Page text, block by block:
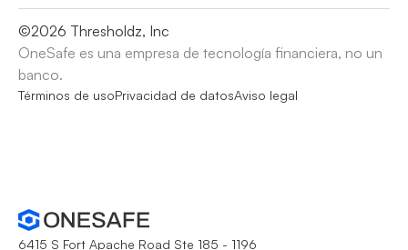
©2026 Thresholdz, Inc
OneSafe es una empresa de tecnología financiera, no un
banco.
Términos de usoPrivacidad de datosAviso legal
6415 S Fort Apache Road Ste 185 - 1196